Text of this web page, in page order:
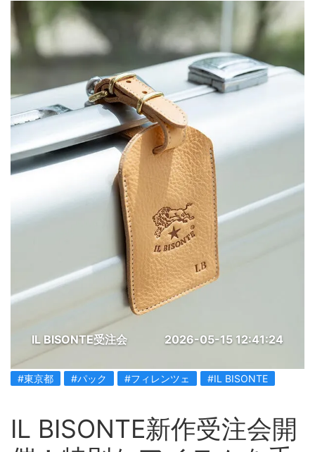
IL BISONTE受注会 2026-05-15 12:41:24
#東京都 #パック #フィレンツェ #IL BISONTE
IL BISONTE新作受注会開